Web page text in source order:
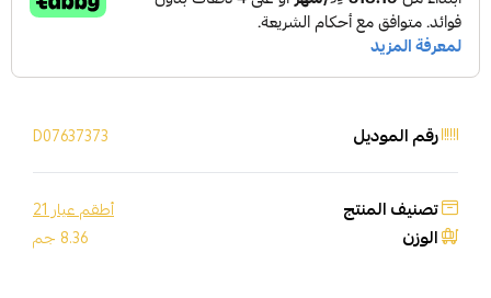
رقم الموديل D07637373
تصنيف المنتج أطقم عيار 21
الوزن 8.36 جم